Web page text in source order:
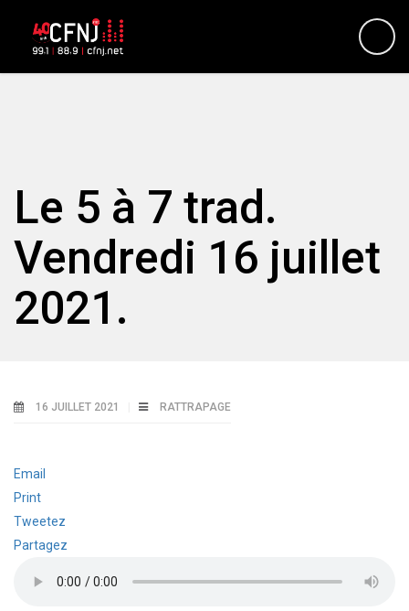
Le 5 à 7 trad.
Vendredi 16 juillet
2021.
16 JUILLET 2021 RATTRAPAGE
Email
Print
Tweetez
Partagez